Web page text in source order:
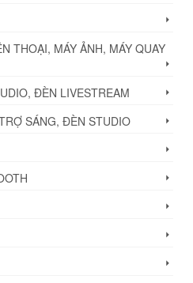
THOẠI, MÁY ẢNH, MÁY QUAY
ĐÈN LIVESTREAM
SÁNG, ĐÈN STUDIO